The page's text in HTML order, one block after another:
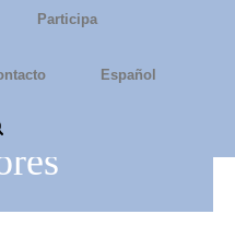
Participa
Español
Festivales